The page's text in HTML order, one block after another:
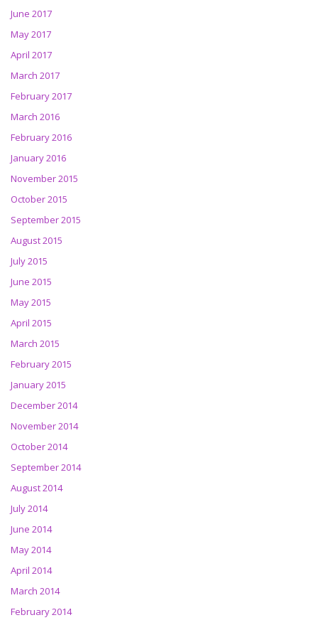
June 2017
May 2017
April 2017
March 2017
February 2017
March 2016
February 2016
January 2016
November 2015
October 2015
September 2015
August 2015
July 2015
June 2015
May 2015
April 2015
March 2015
February 2015
January 2015
December 2014
November 2014
October 2014
September 2014
August 2014
July 2014
June 2014
May 2014
April 2014
March 2014
February 2014